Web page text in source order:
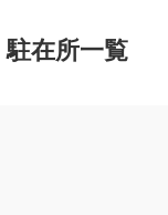
駐在所一覧